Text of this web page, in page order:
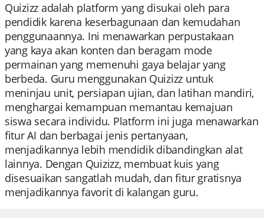
Quizizz adalah platform yang disukai oleh para
pendidik karena keserbagunaan dan kemudahan
penggunaannya. Ini menawarkan perpustakaan
yang kaya akan konten dan beragam mode
permainan yang memenuhi gaya belajar yang
berbeda. Guru menggunakan Quizizz untuk
meninjau unit, persiapan ujian, dan latihan mandiri,
menghargai kemampuan memantau kemajuan
siswa secara individu. Platform ini juga menawarkan
fitur AI dan berbagai jenis pertanyaan,
menjadikannya lebih mendidik dibandingkan alat
lainnya. Dengan Quizizz, membuat kuis yang
disesuaikan sangatlah mudah, dan fitur gratisnya
menjadikannya favorit di kalangan guru.